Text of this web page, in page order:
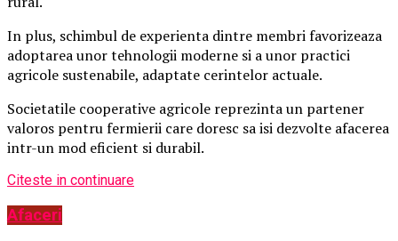
In plus, schimbul de experienta dintre membri favorizeaza
adoptarea unor tehnologii moderne si a unor practici
agricole sustenabile, adaptate cerintelor actuale.
Societatile cooperative agricole reprezinta un partener
valoros pentru fermierii care doresc sa isi dezvolte afacerea
intr-un mod eficient si durabil.
Citeste in continuare
Afaceri